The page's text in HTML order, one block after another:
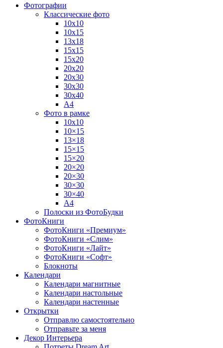
Фотографии
Классические фото
10х10
10х15
13х18
15х15
15х20
20х20
20х30
30х30
30х40
А4
Фото в рамке
10х10
10×15
13×18
15×15
15×20
20×20
20×30
30×30
30×40
A4
Полоски из ФотоБудки
ФотоКниги
ФотоКниги «Премиум»
ФотоКниги «Слим»
ФотоКниги «Лайт»
ФотоКниги «Софт»
Блокноты
Календари
Календари магнитные
Календари настольные
Календари настенные
Открытки
Отправлю самостоятельно
Отправьте за меня
Декор Интерьера